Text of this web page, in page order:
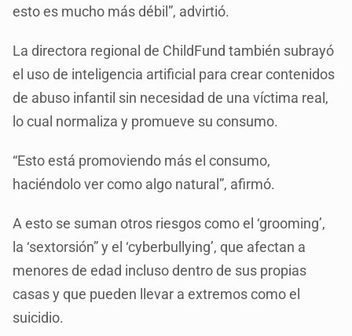
esto es mucho más débil”, advirtió.
La directora regional de ChildFund también subrayó
el uso de inteligencia artificial para crear contenidos
de abuso infantil sin necesidad de una víctima real,
lo cual normaliza y promueve su consumo.
“Esto está promoviendo más el consumo,
haciéndolo ver como algo natural”, afirmó.
A esto se suman otros riesgos como el ‘grooming’,
la ‘sextorsión” y el ‘cyberbullying’, que afectan a
menores de edad incluso dentro de sus propias
casas y que pueden llevar a extremos como el
suicidio.